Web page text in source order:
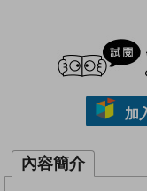
加
內容簡介